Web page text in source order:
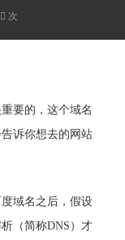
次
要的，这个域名
诉你想去的网站
域名之后，假设
（简称DNS）才